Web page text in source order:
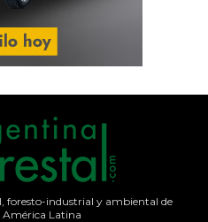
foresto-industrial y ambiental de
Latina